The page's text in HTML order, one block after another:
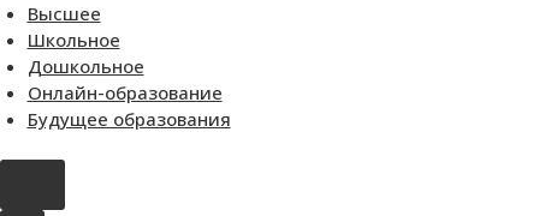
Высшее
Школьное
Дошкольное
Онлайн-образование
Будущее образования